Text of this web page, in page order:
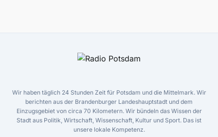
Wir haben täglich 24 Stunden Zeit für Potsdam und die Mittelmark. Wir
berichten aus der Brandenburger Landeshauptstadt und dem
Einzugsgebiet von circa 70 Kilometern. Wir bündeln das Wissen der
Stadt aus Politik, Wirtschaft, Wissenschaft, Kultur und Sport. Das ist
unsere lokale Kompetenz.